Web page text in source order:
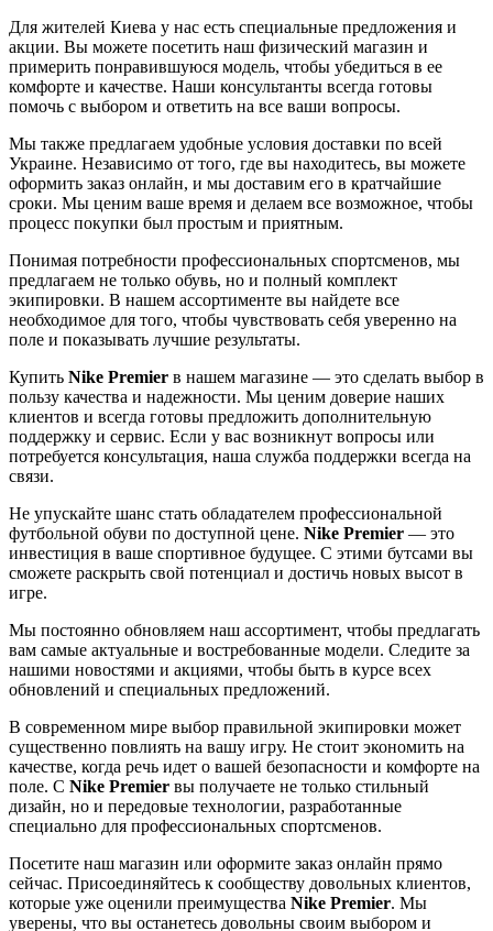
Для жителей Киева у нас есть специальные предложения и
акции. Вы можете посетить наш физический магазин и
примерить понравившуюся модель, чтобы убедиться в ее
комфорте и качестве. Наши консультанты всегда готовы
помочь с выбором и ответить на все ваши вопросы.
Мы также предлагаем удобные условия доставки по всей
Украине. Независимо от того, где вы находитесь, вы можете
оформить заказ онлайн, и мы доставим его в кратчайшие
сроки. Мы ценим ваше время и делаем все возможное, чтобы
процесс покупки был простым и приятным.
Понимая потребности профессиональных спортсменов, мы
предлагаем не только обувь, но и полный комплект
экипировки. В нашем ассортименте вы найдете все
необходимое для того, чтобы чувствовать себя уверенно на
поле и показывать лучшие результаты.
Купить Nike Premier в нашем магазине — это сделать выбор в
пользу качества и надежности. Мы ценим доверие наших
клиентов и всегда готовы предложить дополнительную
поддержку и сервис. Если у вас возникнут вопросы или
потребуется консультация, наша служба поддержки всегда на
связи.
Не упускайте шанс стать обладателем профессиональной
футбольной обуви по доступной цене. Nike Premier — это
инвестиция в ваше спортивное будущее. С этими бутсами вы
сможете раскрыть свой потенциал и достичь новых высот в
игре.
Мы постоянно обновляем наш ассортимент, чтобы предлагать
вам самые актуальные и востребованные модели. Следите за
нашими новостями и акциями, чтобы быть в курсе всех
обновлений и специальных предложений.
В современном мире выбор правильной экипировки может
существенно повлиять на вашу игру. Не стоит экономить на
качестве, когда речь идет о вашей безопасности и комфорте на
поле. С Nike Premier вы получаете не только стильный
дизайн, но и передовые технологии, разработанные
специально для профессиональных спортсменов.
Посетите наш магазин или оформите заказ онлайн прямо
сейчас. Присоединяйтесь к сообществу довольных клиентов,
которые уже оценили преимущества Nike Premier. Мы
уверены, что вы останетесь довольны своим выбором и